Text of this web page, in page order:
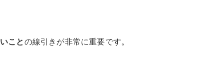
ことの線引きが非常に重要です。